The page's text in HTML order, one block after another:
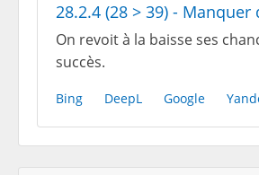
28.2.4 (28 > 39) - Manquer
On revoit à la baisse ses
succès.
Bing DeepL Google